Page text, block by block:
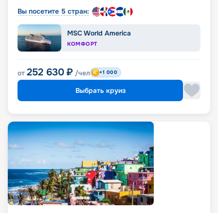
Вы посетите 5 стран:
MSC World America
КОМФОРТ
от 252 630 ₽ /чел +1 000
Выбрать круиз